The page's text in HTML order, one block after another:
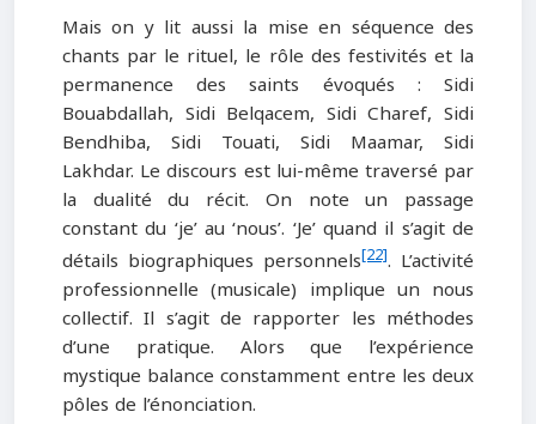
Mais on y lit aussi la mise en séquence des
chants par le rituel, le rôle des festivités et la
permanence des saints évoqués : Sidi
Bouabdallah, Sidi Belqacem, Sidi Charef, Sidi
Bendhiba, Sidi Touati, Sidi Maamar, Sidi
Lakhdar. Le discours est lui-même traversé par
la dualité du récit. On note un passage
constant du ‘je’ au ‘nous’. ‘Je’ quand il s’agit de
détails biographiques personnels[22]. L’activité
professionnelle (musicale) implique un nous
collectif. Il s’agit de rapporter les méthodes
d’une pratique. Alors que l’expérience
mystique balance constamment entre les deux
pôles de l’énonciation.